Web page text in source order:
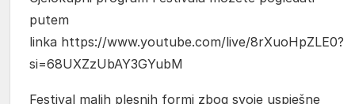
putem
linka https://www.youtube.com/live/8rXuoHpZLE0?
si=68UXZzUbAY3GYubM
Festival malih plesnih formi zbog svoje uspješne